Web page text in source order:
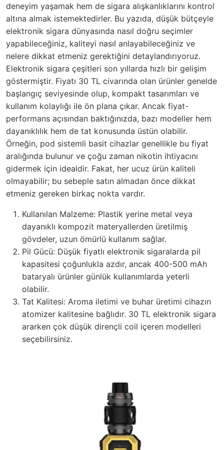
deneyim yaşamak hem de sigara alışkanlıklarını kontrol
altına almak istemektedirler. Bu yazıda, düşük bütçeyle
elektronik sigara dünyasında nasıl doğru seçimler
yapabileceğiniz, kaliteyi nasıl anlayabileceğiniz ve
nelere dikkat etmeniz gerektiğini detaylandırıyoruz.
Elektronik sigara çeşitleri son yıllarda hızlı bir gelişim
göstermiştir. Fiyatı 30 TL civarında olan ürünler genelde
başlangıç seviyesinde olup, kompakt tasarımları ve
kullanım kolaylığı ile ön plana çıkar. Ancak fiyat-
performans açısından baktığınızda, bazı modeller hem
dayanıklılık hem de tat konusunda üstün olabilir.
Örneğin, pod sistemli basit cihazlar genellikle bu fiyat
aralığında bulunur ve çoğu zaman nikotin ihtiyacını
gidermek için idealdir. Fakat, her ucuz ürün kaliteli
olmayabilir; bu sebeple satın almadan önce dikkat
etmeniz gereken birkaç nokta vardır.
Kullanılan Malzeme: Plastik yerine metal veya
dayanıklı kompozit materyallerden üretilmiş
gövdeler, uzun ömürlü kullanım sağlar.
Pil Gücü: Düşük fiyatlı elektronik sigaralarda pil
kapasitesi çoğunlukla azdır, ancak 400-500 mAh
bataryalı ürünler günlük kullanımlarda yeterli
olabilir.
Tat Kalitesi: Aroma iletimi ve buhar üretimi cihazın
atomizer kalitesine bağlıdır. 30 TL elektronik sigara
ararken çok düşük dirençli coil içeren modelleri
seçebilirsiniz.